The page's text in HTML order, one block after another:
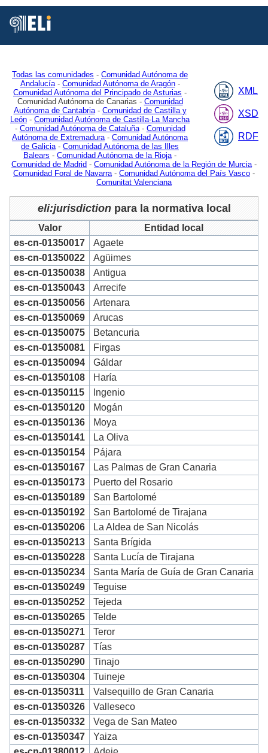
XML
XSD
RDF
Todas las comunidades - Comunidad Autónoma de
Andalucía- Comunidad Autónoma de Aragón-
Comunidad Autónoma del Principado de Asturias -
Comunidad Autónoma de Canarias - Comunidad
Autónoma de Cantabria- Comunidad de Castilla y
León - Comunidad Autónoma de Castilla-La Mancha
- Comunidad Autónoma de Cataluña- Comunidad
Autónoma de Extremadura - Comunidad Autónoma
de Galicia - Comunidad Autónoma de las Illes
Balears - Comunidad Autónoma de la Rioja -
Comunidad de Madrid - Comunidad Autónoma de la Región de Murcia -
Comunidad Foral de Navarra - Comunidad Autónoma del País Vasco -
Comunitat Valenciana
eli:jurisdictionpara la normativa local
Valor
Entidad local
es-cn-01350017
Agaete
es-cn-01350022
Agüimes
es-cn-01350038
Antigua
es-cn-01350043
Arrecife
es-cn-01350056
Artenara
es-cn-01350069
Arucas
es-cn-01350075
Betancuria
es-cn-01350081
Firgas
es-cn-01350094
Gáldar
es-cn-01350108
Haría
es-cn-01350115
Ingenio
es-cn-01350120
Mogán
es-cn-01350136
Moya
es-cn-01350141
La Oliva
es-cn-01350154
Pájara
es-cn-01350167
Las Palmas de Gran Canaria
es-cn-01350173
Puerto del Rosario
es-cn-01350189
San Bartolomé
es-cn-01350192
San Bartolomé de Tirajana
es-cn-01350206
La Aldea de San Nicolás
es-cn-01350213
Santa Brígida
es-cn-01350228
Santa Lucía de Tirajana
es-cn-01350234
Santa María de Guía de Gran Canaria
es-cn-01350249
Teguise
es-cn-01350252
Tejeda
es-cn-01350265
Telde
es-cn-01350271
Teror
es-cn-01350287
Tías
es-cn-01350290
Tinajo
es-cn-01350304
Tuineje
es-cn-01350311
Valsequillo de Gran Canaria
es-cn-01350326
Valleseco
es-cn-01350332
Vega de San Mateo
es-cn-01350347
Yaiza